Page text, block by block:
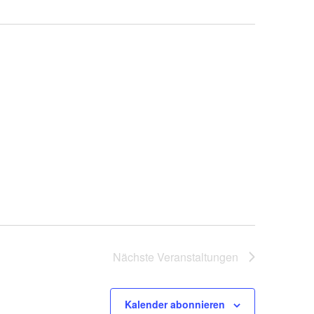
Nächste Veranstaltungen
Kalender abonnieren